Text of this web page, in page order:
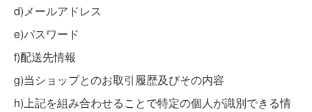
d)メールアドレス
e)パスワード
f)配送先情報
g)当ショップとのお取引履歴及びその内容
h)上記を組み合わせることで特定の個人が識別できる情